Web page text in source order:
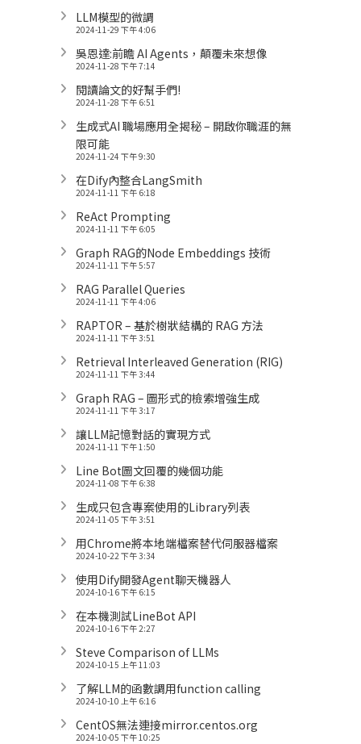
LLM模型的微調
2024-11-29 下午 4:06
吳恩達:前瞻 AI Agents，顛覆未來想像
2024-11-28 下午 7:14
閱讀論文的好幫手們!
2024-11-28 下午 6:51
生成式AI 職場應用全揭秘 – 開啟你職涯的無
限可能
2024-11-24 下午 9:30
在Dify內整合LangSmith
2024-11-11 下午 6:18
ReAct Prompting
2024-11-11 下午 6:05
Graph RAG的Node Embeddings 技術
2024-11-11 下午 5:57
RAG Parallel Queries
2024-11-11 下午 4:06
RAPTOR – 基於樹狀結構的 RAG 方法
2024-11-11 下午 3:51
Retrieval Interleaved Generation (RIG)
2024-11-11 下午 3:44
Graph RAG – 圖形式的檢索增強生成
2024-11-11 下午 3:17
讓LLM記憶對話的實現方式
2024-11-11 下午 1:50
Line Bot圖文回覆的幾個功能
2024-11-08 下午 6:38
生成只包含專案使用的Library列表
2024-11-05 下午 3:51
用Chrome將本地端檔案替代伺服器檔案
2024-10-22 下午 3:34
使用Dify開發Agent聊天機器人
2024-10-16 下午 6:15
在本機測試LineBot API
2024-10-16 下午 2:27
Steve Comparison of LLMs
2024-10-15 上午 11:03
了解LLM的函數調用function calling
2024-10-10 上午 6:16
CentOS無法連接mirror.centos.org
2024-10-05 下午 10:25